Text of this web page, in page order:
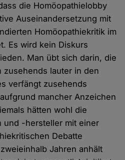
die Homöopathielobby
Auseinandersetzung mit
Homöopathiekritik im
Es wird kein Diskurs
Man übt sich darin, die
zusehends lauter in den
verfängt zusehends
mancher Anzeichen
hätten wohl die
und -hersteller mit einer
Debatte
Jahren anhält